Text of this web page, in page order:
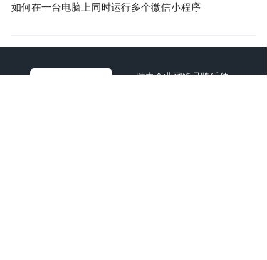
如何在一台电脑上同时运行多个微信小程序
助力企业网络品牌延伸